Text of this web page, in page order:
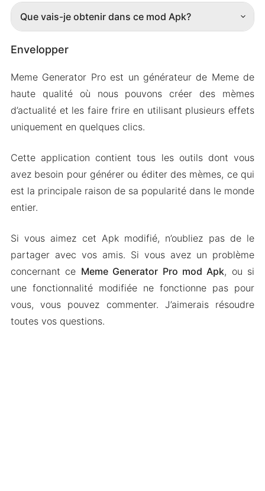
Que vais-je obtenir dans ce mod Apk?
Envelopper
Meme Generator Pro est un générateur de Meme de
haute qualité où nous pouvons créer des mèmes
d’actualité et les faire frire en utilisant plusieurs effets
uniquement en quelques clics.
Cette application contient tous les outils dont vous
avez besoin pour générer ou éditer des mèmes, ce qui
est la principale raison de sa popularité dans le monde
entier.
Si vous aimez cet Apk modifié, n’oubliez pas de le
partager avec vos amis. Si vous avez un problème
concernant ce Meme Generator Pro mod Apk, ou si
une fonctionnalité modifiée ne fonctionne pas pour
vous, vous pouvez commenter. J’aimerais résoudre
toutes vos questions.